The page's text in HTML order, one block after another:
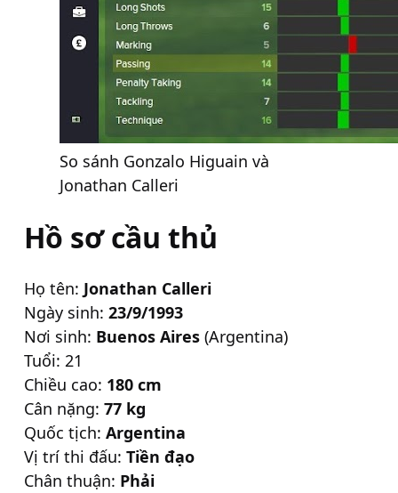
So sánh Gonzalo Higuain và
Jonathan Calleri
Hồ sơ cầu thủ
Họ tên: Jonathan Calleri
Ngày sinh: 23/9/1993
Nơi sinh: Buenos Aires(Argentina)
Tuổi: 21
Chiều cao: 180 cm
Cân nặng: 77 kg
Quốc tịch: Argentina
Vị trí thi đấu: Tiền đạo
Chân thuận: Phải